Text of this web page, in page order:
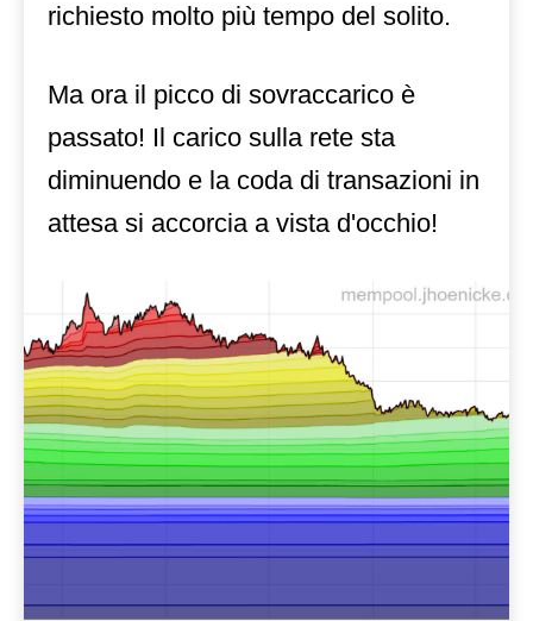
richiesto molto più tempo del solito.
Ma ora il picco di sovraccarico è
passato! Il carico sulla rete sta
diminuendo e la coda di transazioni in
attesa si accorcia a vista d'occhio!